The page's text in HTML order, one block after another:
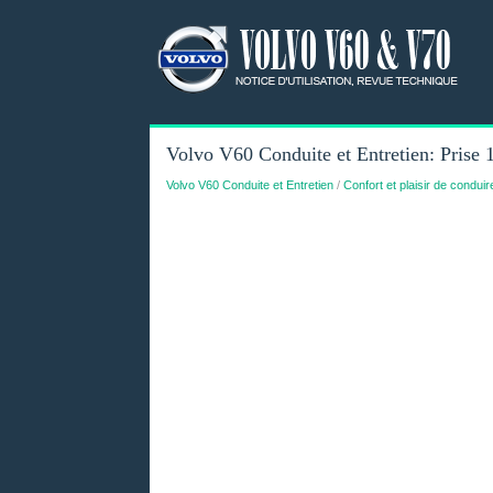
Volvo V60 Conduite et Entretien: Prise
Volvo V60 Conduite et Entretien/ Confort et plaisir de